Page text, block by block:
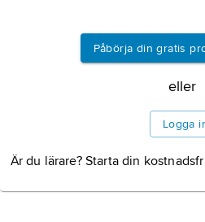
Påbörja din gratis
eller
Logga
Är du lärare? Starta din